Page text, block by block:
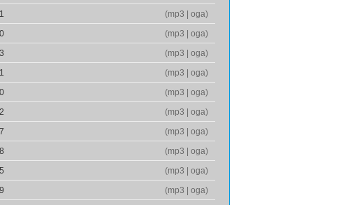
(mp3 oga)
(mp3 oga)
(mp3 oga)
(mp3 oga)
(mp3 oga)
(mp3 oga)
(mp3 oga)
(mp3 oga)
(mp3 oga)
(mp3 oga)